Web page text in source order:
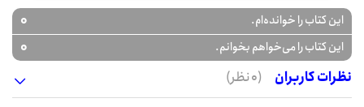
این کتاب را خوانده‌ام. 0
این کتاب را می‌خواهم بخوانم.
0
نظرات کاربران
(0 نظر)